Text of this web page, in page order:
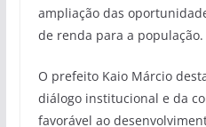
ampliação das
de renda para a população.
O prefeito Kaio Márcio
diálogo institucional e da
favorável ao